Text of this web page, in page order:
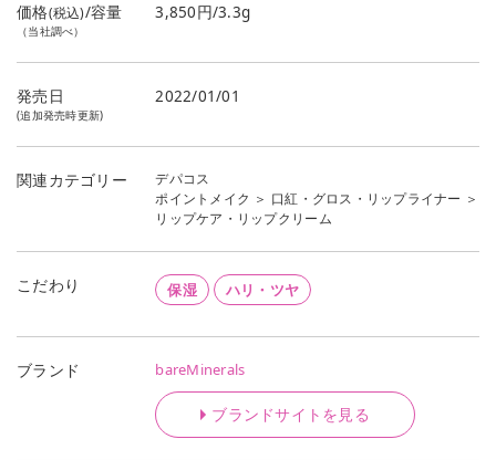
価格(税込)/容量
（当社調べ）
3,850円/3.3g
発売日
(追加発売時更新)
2022/01/01
関連カテゴリー
デパコス
ポイントメイク ＞ 口紅・グロス・リップライナー ＞
リップケア・リップクリーム
こだわり 保湿 ハリ・ツヤ
ブランド bareMinerals
ブランドサイトを見る